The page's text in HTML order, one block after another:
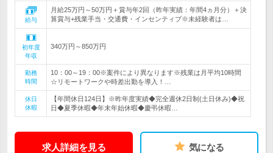
給与
月給25万円～50万円＋賞与年2回（昨年実績：年間4ヵ月分）＋決
算賞与+残業手当・交通費・インセンティブ※未経験者は…
初年度
年収
340万円～850万円
勤務
時間
10：00～19：00※案件により異なります※残業は月平均10時間
☆リモートワークや時差出勤を導入！…
休日
休暇
【年間休日124日】※昨年度実績◆完全週休2日制(土日休み)◆祝
日◆夏季休暇◆年末年始休暇◆慶弔休暇…
求人詳細を見る 気になる